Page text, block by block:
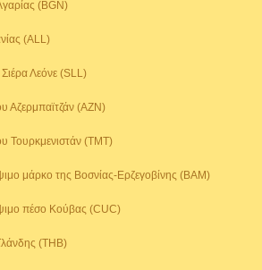
(BGN)
(ALL)
Λεόνε (SLL)
Αζερμπαϊτζάν (AZN)
Τουρκμενιστάν (TMT)
μάρκο της Βοσνίας-Ερζεγοβίνης (BAM)
πέσο Κούβας (CUC)
(THB)